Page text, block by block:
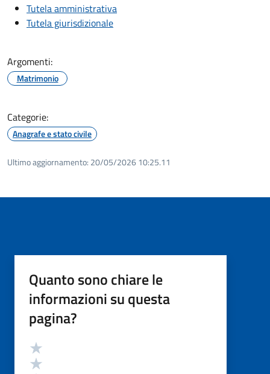
Tutela amministrativa
Tutela giurisdizionale
Argomenti:
Matrimonio
Categorie:
Anagrafe e stato civile
Ultimo aggiornamento: 20/05/2026 10:25.11
Quanto sono chiare le
informazioni su questa
pagina?
Valutazione